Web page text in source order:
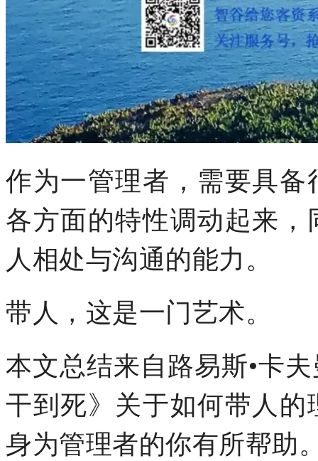
作为一管理者，需要具
各方面的特性调动起来
人相处与沟通的能力。
带人，这是一门艺术。
本文总结来自路易斯•卡
干到死》关于如何带人
身为管理者的你有所帮助